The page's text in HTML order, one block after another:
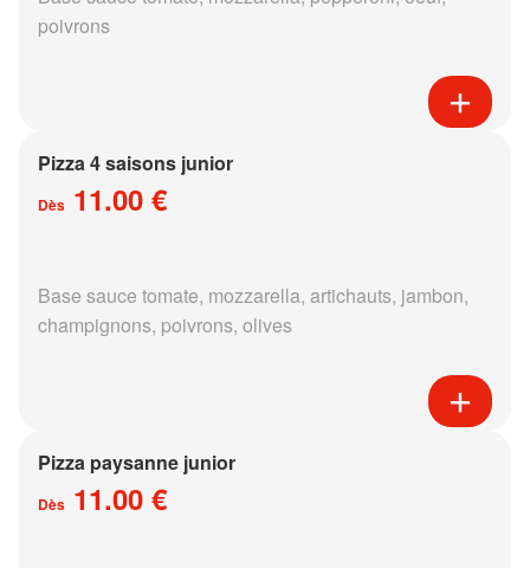
poivrons
Pizza 4 saisons junior
Dès 11.00 €
Base sauce tomate, mozzarella, artichauts, jambon,
champignons, poivrons, olives
Pizza paysanne junior
Dès 11.00 €